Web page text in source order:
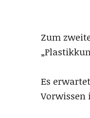
Zum
Es
Vorwissen